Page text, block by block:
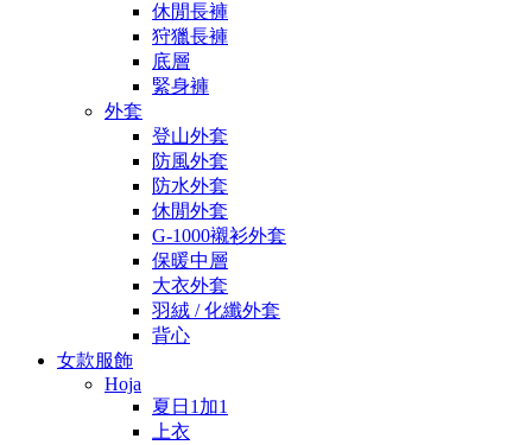
休閒長褲
狩獵長褲
底層
緊身褲
外套
登山外套
防風外套
防水外套
休閒外套
G-1000襯衫外套
保暖中層
大衣外套
羽絨 / 化纖外套
背心
女款服飾
Hoja
夏日1加1
上衣